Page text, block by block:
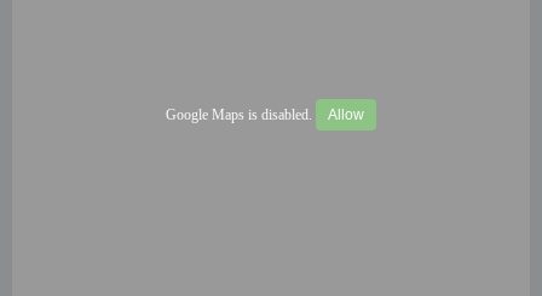
Google Maps is disabled. Allow